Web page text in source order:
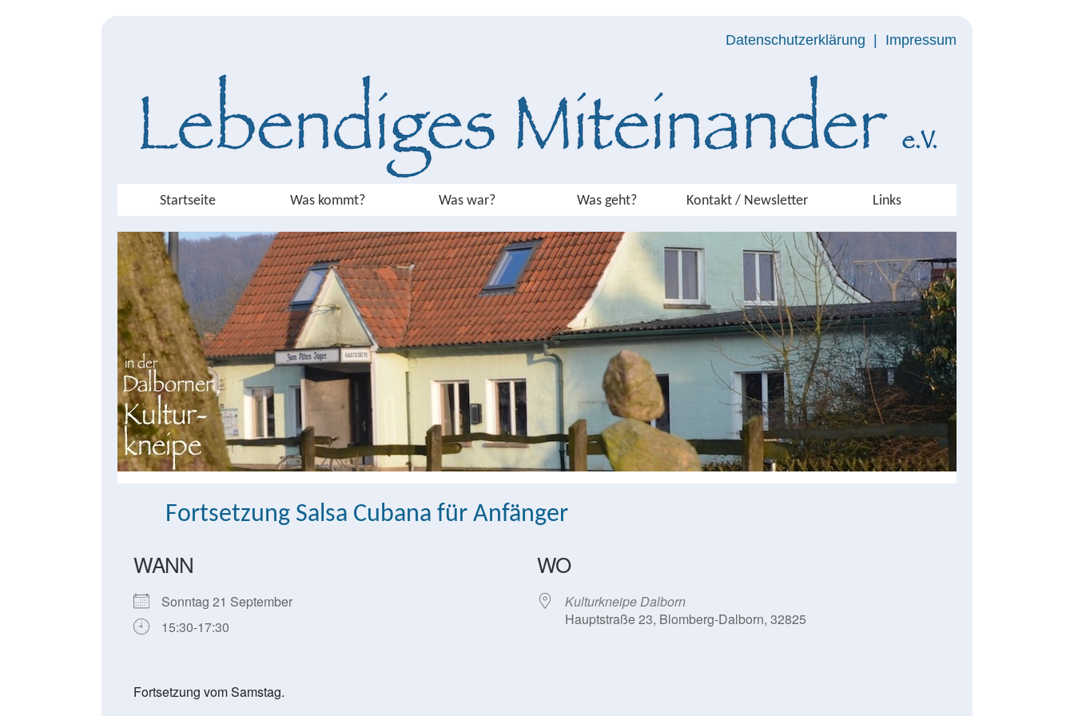
Datenschutzerklärung Impressum
Startseite Was kommt? Was war? Was geht? Kontakt / Newsletter Links
Fortsetzung Salsa Cubana für Anfänger
WANN
Sonntag 21 September
15:30-17:30
WO
Kulturkneipe Dalborn
Hauptstraße 23, Blomberg-Dalborn, 32825
Fortsetzung vom Samstag.